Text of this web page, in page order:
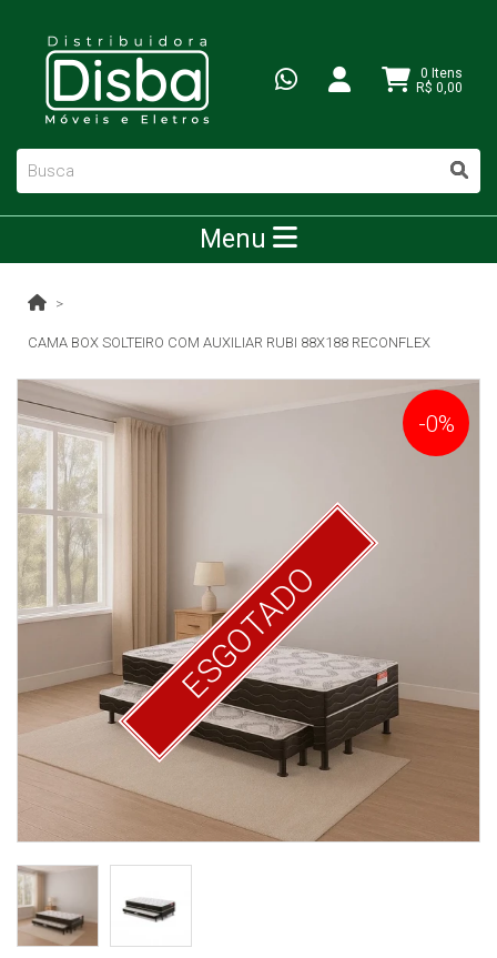
0 Itens
R$ 0,00
Menu
CAMA BOX SOLTEIRO COM AUXILIAR RUBI 88X188 RECONFLEX
ESGOTADO
-0%